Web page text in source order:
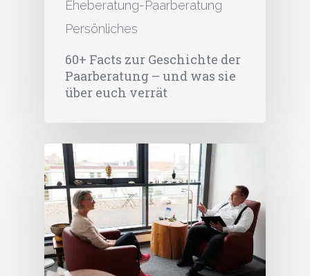
Eheberatung-Paarberatung
Persönliches
60+ Facts zur Geschichte der
Paarberatung – und was sie
über euch verrät